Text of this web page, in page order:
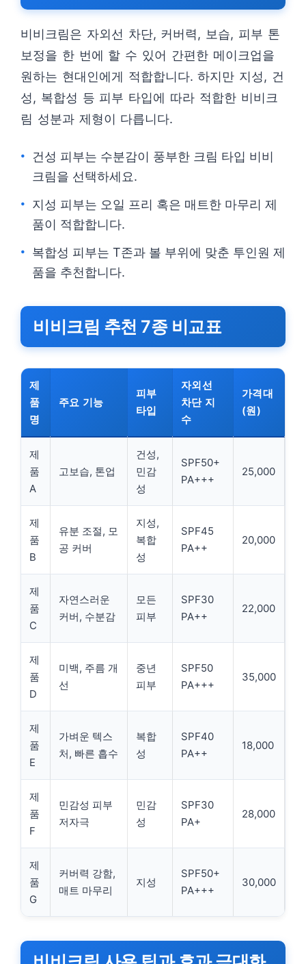
비비크림은 자외선 차단, 커버력, 보습, 피부 톤
보정을 한 번에 할 수 있어 간편한 메이크업을
원하는 현대인에게 적합합니다. 하지만 지성, 건
성, 복합성 등 피부 타입에 따라 적합한 비비크
림 성분과 제형이 다릅니다.
건성 피부는 수분감이 풍부한 크림 타입 비비
크림을 선택하세요.
지성 피부는 오일 프리 혹은 매트한 마무리 제
품이 적합합니다.
복합성 피부는 T존과 볼 부위에 맞춘 투인원 제
품을 추천합니다.
비비크림 추천 7종 비교표
제
품
명
주요 기능
피부
타입
자외선
차단 지
수
가격대
(원)
제
품
A
고보습, 톤업
건성,
민감
성
SPF50+
PA+++
25,000
제
품
B
유분 조절, 모
공 커버
지성,
복합
성
SPF45
PA++
20,000
제
품
C
자연스러운
커버, 수분감
모든
피부
SPF30
PA++
22,000
제
품
D
미백, 주름 개
선
중년
피부
SPF50
PA+++
35,000
제
품
E
가벼운 텍스
처, 빠른 흡수
복합
성
SPF40
PA++
18,000
제
품
F
민감성 피부
저자극
민감
성
SPF30
PA+
28,000
제
품
G
커버력 강함,
매트 마무리
지성
SPF50+
PA+++
30,000